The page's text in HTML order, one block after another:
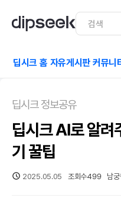
딥시크 홈 자유게시판 커뮤니
딥시크 정보공유
딥시크 AI로 알려
기 꿀팁
2025.05.05 조회수499 남궁